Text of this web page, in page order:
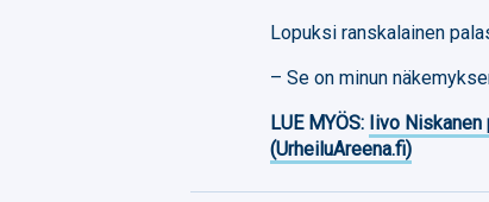
Lopuksi ranskalainen
– Se on minun
LUE MYÖS: Iivo
(UrheiluAreena.fi)